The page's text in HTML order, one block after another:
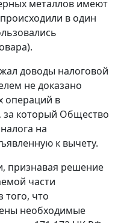
металлов имеют
в один
доводы налоговой
не доказано
операций в
за который Общество
на
к вычету.
признавая решение
части
того, что
необходимые